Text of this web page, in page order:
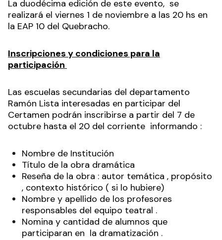
La duodécima edición de este evento, se
realizará el viernes 1 de noviembre a las 20 hs en
la EAP 10 del Quebracho.
Inscripciones y condiciones para la
participación
Las escuelas secundarias del departamento
Ramón Lista interesadas en participar del
Certamen podrán inscribirse a partir del 7 de
octubre hasta el 20 del corriente informando :
Nombre de Institución
Título de la obra dramática
Reseña de la obra : autor temática , propósito
, contexto histórico ( si lo hubiere)
Nombre y apellido de los profesores
responsables del equipo teatral .
Nomina y cantidad de alumnos que
participaran en la dramatización .